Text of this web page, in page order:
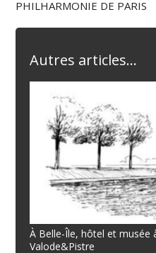
PHILHARMONIE DE PARIS
Autres articles...
À Belle-Île, hôtel et musée
Valode&Pistre